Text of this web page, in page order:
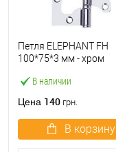
В наличии
Петля ELEPHANT FH
100*75*3 мм - хром
Цена 140 грн.
В корзину